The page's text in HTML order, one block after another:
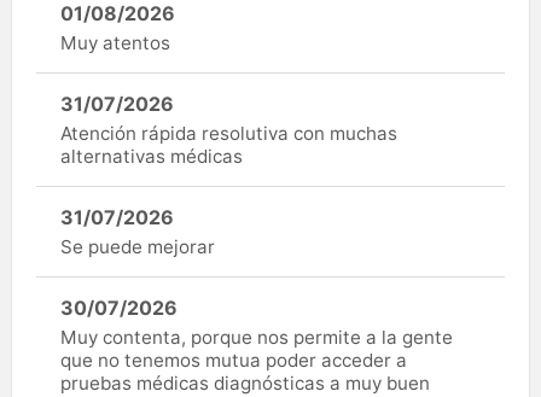
01/08/2026
Muy atentos
31/07/2026
Atención rápida resolutiva con muchas
alternativas médicas
31/07/2026
Se puede mejorar
30/07/2026
Muy contenta, porque nos permite a la gente
que no tenemos mutua poder acceder a
pruebas médicas diagnósticas a muy buen